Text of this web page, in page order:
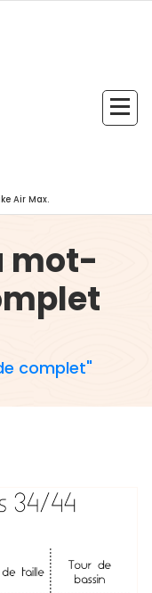
Air Max.
mot-
complet"